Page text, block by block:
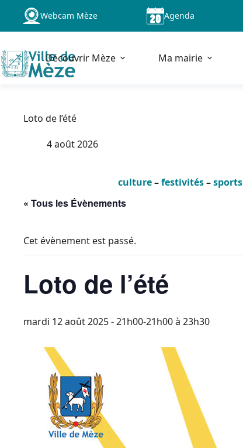
Passer
contenu
Webcam Mèze Agenda
Découvrir Mèze Ma mairie
Loto de l’été
4 août 2026
culture–festivités–sports
« Tous les Évènements
Cet évènement est passé.
Loto de l’été
mardi 12 août 2025 - 21h00-21h00à 23h30